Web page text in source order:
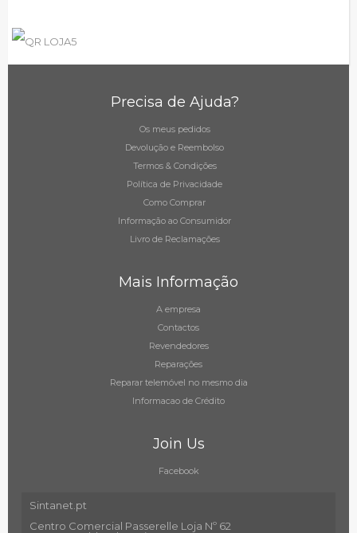
Precisa de Ajuda?
Os meus pedidos
Devolução e Reembolso
Termos & Condições
Política de Privacidade
Como Comprar
Informação ao Consumidor
Livro de Reclamações
Mais Informação
A empresa
Contactos
Revendedores
Reparações
Reparar telemóvel no mesmo dia
Informacao de Crédito
Join Us
Facebook
Sintanet.pt
Centro Comercial Passerelle Loja Nº 62